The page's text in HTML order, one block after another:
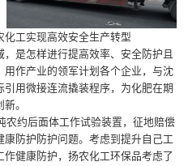
工实现高效安全生产转型
是怎样进行提高效率、安全防护且
作产业的领军计划各个企业，与沈
用微接连流撬装程序，为化肥在期
。
农约后面体工作试验装置，征地赔偿
防护防护问题。考虑到提升自己工
健康防护，扬农化工环保品考虑了